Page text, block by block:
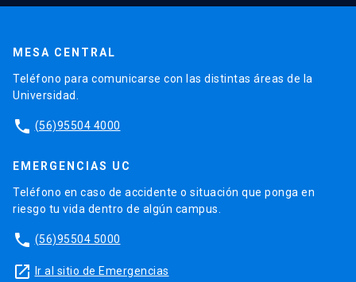
MESA CENTRAL
Teléfono para comunicarse con las distintas áreas de la
Universidad.
phone (56)95504 4000
EMERGENCIAS UC
Teléfono en caso de accidente o situación que ponga en
riesgo tu vida dentro de algún campus.
phone (56)95504 5000
launch Ir al sitio de Emergencias